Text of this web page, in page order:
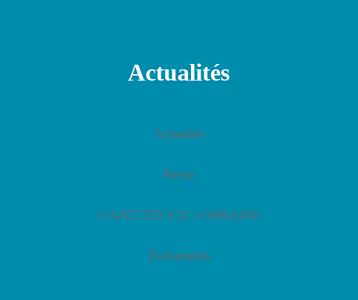
Actualités
Actualités
Presse
GAZETTES E2C LORRAINE
Événements